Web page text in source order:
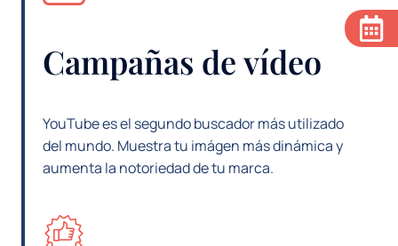
Campañas de vídeo
YouTube es el segundo buscador más utilizado
del mundo. Muestra tu imágen más dinámica y
aumenta la notoriedad de tu marca.